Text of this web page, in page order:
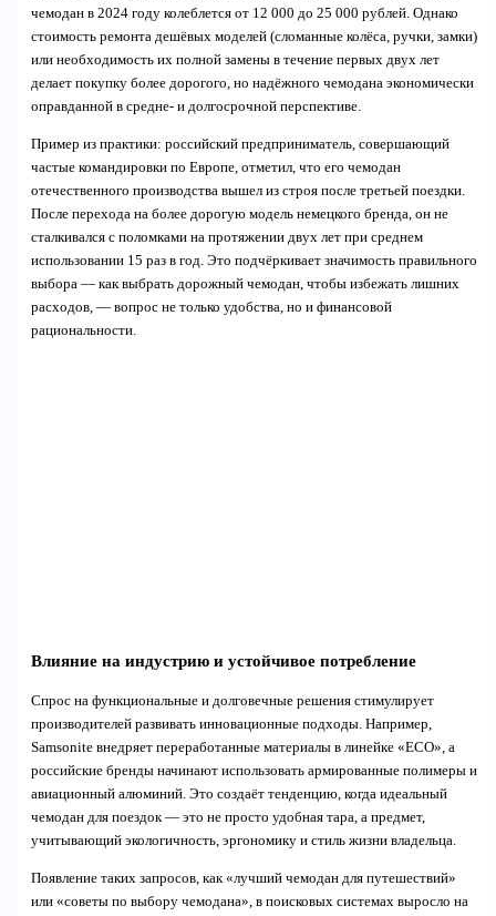
чемодан в 2024 году колеблется от 12 000 до 25 000 рублей. Однако
стоимость ремонта дешёвых моделей (сломанные колёса, ручки, замки)
или необходимость их полной замены в течение первых двух лет
делает покупку более дорогого, но надёжного чемодана экономически
оправданной в средне- и долгосрочной перспективе.
Пример из практики: российский предприниматель, совершающий
частые командировки по Европе, отметил, что его чемодан
отечественного производства вышел из строя после третьей поездки.
После перехода на более дорогую модель немецкого бренда, он не
сталкивался с поломками на протяжении двух лет при среднем
использовании 15 раз в год. Это подчёркивает значимость правильного
выбора — как выбрать дорожный чемодан, чтобы избежать лишних
расходов, — вопрос не только удобства, но и финансовой
рациональности.
Влияние на индустрию и устойчивое потребление
Спрос на функциональные и долговечные решения стимулирует
производителей развивать инновационные подходы. Например,
Samsonite внедряет переработанные материалы в линейке «ECO», а
российские бренды начинают использовать армированные полимеры и
авиационный алюминий. Это создаёт тенденцию, когда идеальный
чемодан для поездок — это не просто удобная тара, а предмет,
учитывающий экологичность, эргономику и стиль жизни владельца.
Появление таких запросов, как «лучший чемодан для путешествий»
или «советы по выбору чемодана», в поисковых системах выросло на